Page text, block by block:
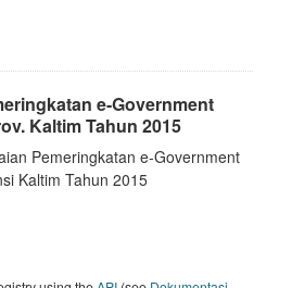
e-Government
Kaltim Tahun 2015
Pemeringkatan e-Government
Kaltim Tahun 2015